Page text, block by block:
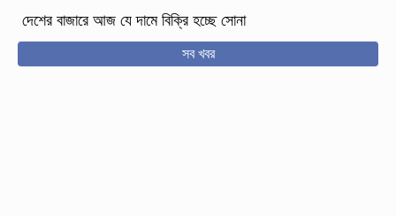
দেশের বাজারে আজ যে দামে বিক্রি হচ্ছে সোনা
সব খবর